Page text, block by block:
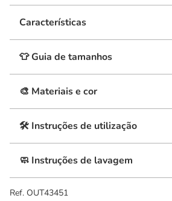
Características
👕 Guia de tamanhos
🎨 Materiais e cor
🛠️ Instruções de utilização
🧼 Instruções de lavagem
Ref. OUT43451